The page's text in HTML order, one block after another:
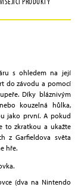
s ohledem na její
do závodu a pomocí
Díky bláznivým
kouzelná hůlka,
jako první. A pokud
to zkratkou a ukažte
z Garfieldova světa
hře.
(dva na Nintendo